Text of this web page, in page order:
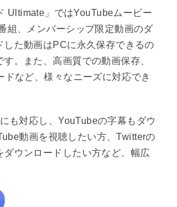
Ultimate」ではYouTubeムービー
組、メンバーシップ限定動画のダ
た動画はPCに永久保存できるの
。また、高画質での動画保存、
など、様々なニーズに対応でき
も対応し、YouTubeの字幕もダウ
動画を視聴したい方、Twitterの
ウンロードしたい方など、幅広